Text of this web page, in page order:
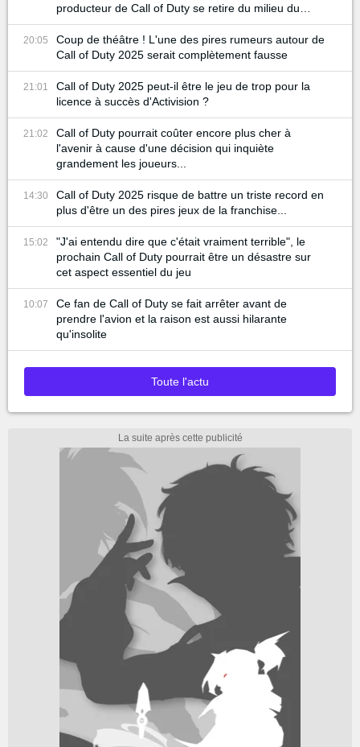
producteur de Call of Duty se retire du milieu du
gaming
20:05
Coup de théâtre ! L'une des pires rumeurs autour de
Call of Duty 2025 serait complètement fausse
21:01
Call of Duty 2025 peut-il être le jeu de trop pour la
licence à succès d'Activision ?
21:02
Call of Duty pourrait coûter encore plus cher à
l'avenir à cause d'une décision qui inquiète
grandement les joueurs...
14:30
Call of Duty 2025 risque de battre un triste record en
plus d'être un des pires jeux de la franchise...
15:02
"J'ai entendu dire que c'était vraiment terrible", le
prochain Call of Duty pourrait être un désastre sur
cet aspect essentiel du jeu
10:07
Ce fan de Call of Duty se fait arrêter avant de
prendre l'avion et la raison est aussi hilarante
qu'insolite
Toute l'actu